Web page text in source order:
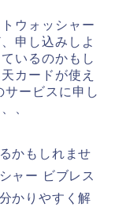
ウォッシャー
申し込みしよ
いるのかもし
カードが使え
ービスに申し
、
かもしれませ
ャー ビブレス
かりやすく解